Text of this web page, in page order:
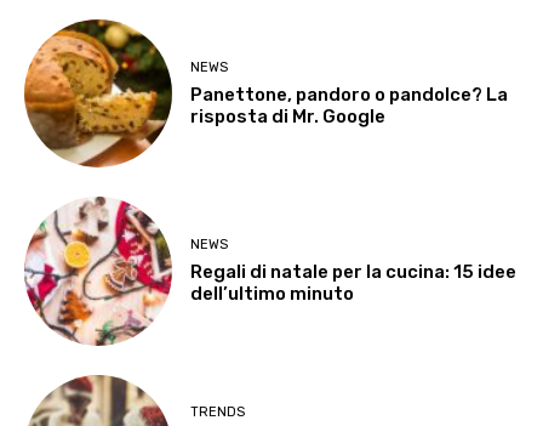
NEWS
Panettone, pandoro o pandolce? La
risposta di Mr. Google
NEWS
Regali di natale per la cucina: 15 idee
dell’ultimo minuto
TRENDS